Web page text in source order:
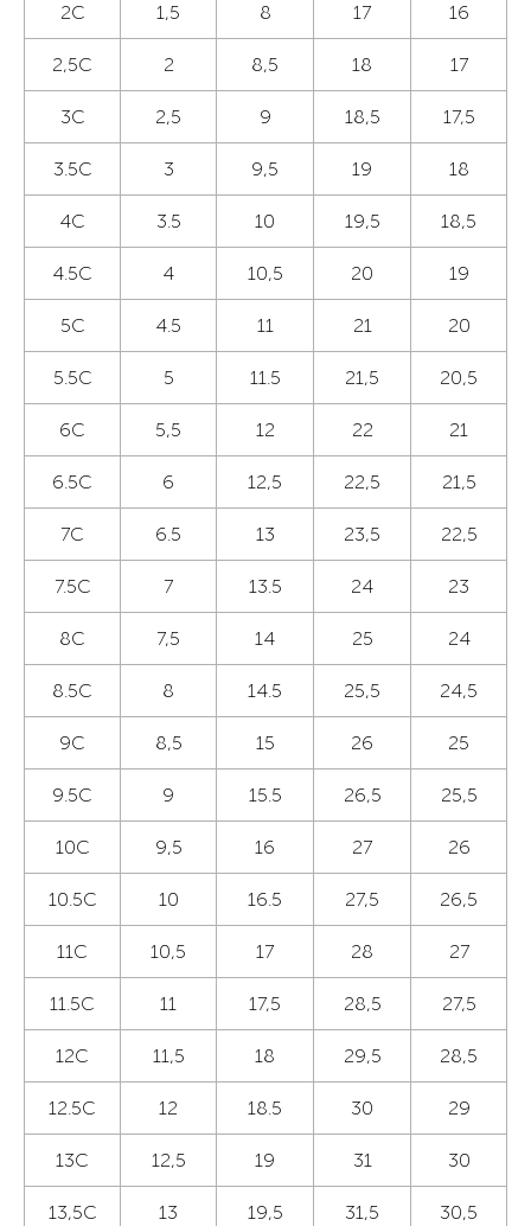
2С 1,5 8 17 16
2,5С 2 8,5 18 17
3С 2,5 9 18,5 17,5
3.5C 3 9,5 19 18
4C 3.5 10 19,5 18,5
4.5C 4 10,5 20 19
5C 4.5 11 21 20
5.5C 5 11.5 21,5 20,5
6C 5,5 12 22 21
6.5C 6 12,5 22,5 21,5
7C 6.5 13 23,5 22,5
7.5C 7 13.5 24 23
8C 7,5 14 25 24
8.5C 8 14.5 25,5 24,5
9C 8,5 15 26 25
9.5C 9 15.5 26,5 25,5
10C 9,5 16 27 26
10.5C 10 16.5 27,5 26,5
11C 10,5 17 28 27
11.5C 11 17,5 28,5 27,5
12C 11,5 18 29,5 28,5
12.5C 12 18.5 30 29
13C 12,5 19 31 30
13,5С 13 19,5 31,5 30,5